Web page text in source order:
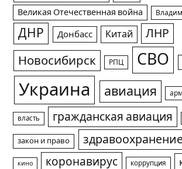
Великая Отечественная война
ДНР Донбасс Китай ЛНР
Новосибирск РПЦ СВО
Украина авиация
власть гражданская авиация
закон и право здравоохранение
кино коронавирус коррупция